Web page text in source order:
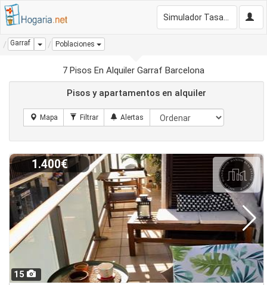
Garraf Dropdown
Poblaciones
7 Pisos En Alquiler Garraf Barcelona
Pisos y apartamentos en alquiler
15
1.400€